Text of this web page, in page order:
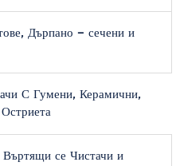
Дърпано – сечени и
С Гумени, Керамични,
се Чистачи и